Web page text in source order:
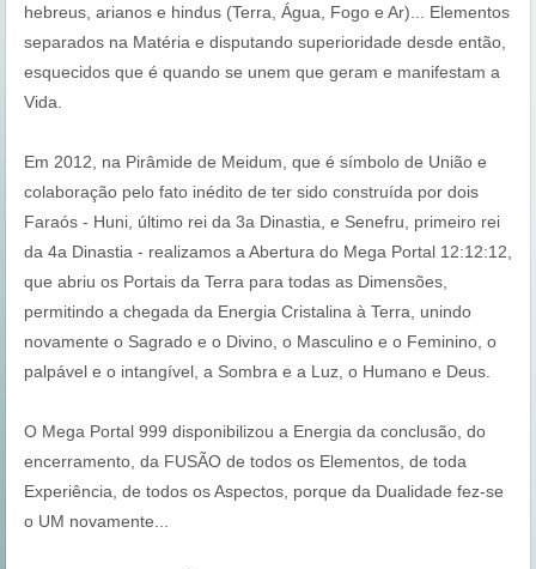
hebreus, arianos e hindus (Terra, Água, Fogo e Ar)... Elementos
separados na Matéria e disputando superioridade desde então,
esquecidos que é quando se unem que geram e manifestam a
Vida.
Em 2012, na Pirâmide de Meidum, que é símbolo de União e
colaboração pelo fato inédito de ter sido construída por dois
Faraós - Huni, último rei da 3a Dinastia, e Senefru, primeiro rei
da 4a Dinastia - realizamos a Abertura do Mega Portal 12:12:12,
que abriu os Portais da Terra para todas as Dimensões,
permitindo a chegada da Energia Cristalina à Terra, unindo
novamente o Sagrado e o Divino, o Masculino e o Feminino, o
palpável e o intangível, a Sombra e a Luz, o Humano e Deus.
O Mega Portal 999 disponibilizou a Energia da conclusão, do
encerramento, da FUSÃO de todos os Elementos, de toda
Experiência, de todos os Aspectos, porque da Dualidade fez-se
o UM novamente...